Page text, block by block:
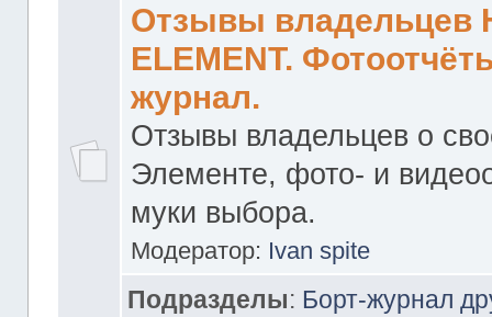
Отзывы владельцев
ELEMENT.
журнал.
Отзывы владельцев о
Элементе, фото- и
муки выбора.
Модератор: Ivan spite
Подразделы: Борт-журнал